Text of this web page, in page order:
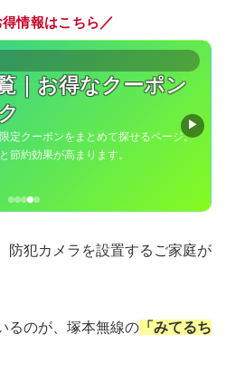
情報はこちら ／
｜お得なクーポン
定クーポンをまとめて探せるページ。
節約効果が高まります。
▶
防犯カメラを設置するご家庭が
るのが、塚本無線の 「みてるち